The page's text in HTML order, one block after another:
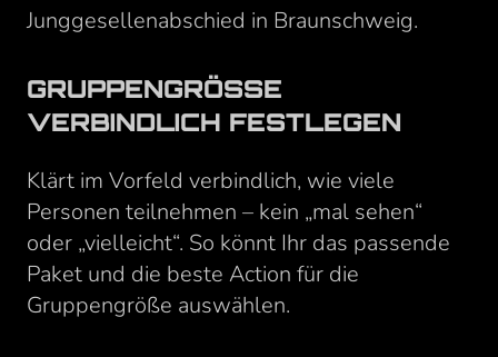
Junggesellenabschied in Braunschweig.
GRUPPENGRÖSSE V
ERBINDLICH FESTLEGEN
Klärt im Vorfeld verbindlich, wie viele
Personen teilnehmen – kein „mal sehen“
oder „vielleicht“. So könnt Ihr das passende
Paket und die beste Action für die
Gruppengröße auswählen.